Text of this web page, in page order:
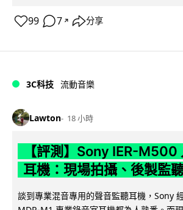
99 7 ↗ 分享
3C科技 流動音樂
Lawton 18 小時
【評測】Sony IER-M500
耳機：現場拍攝、後製監
談到專業混音專用的聲音監聽耳機，Sony